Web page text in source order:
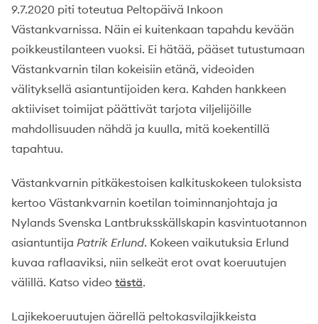
9.7.2020 piti toteutua Peltopäivä Inkoon
Västankvarnissa. Näin ei kuitenkaan tapahdu kevään
poikkeustilanteen vuoksi. Ei hätää, pääset tutustumaan
Västankvarnin tilan kokeisiin etänä, videoiden
välityksellä asiantuntijoiden kera. Kahden hankkeen
aktiiviset toimijat päättivät tarjota viljelijöille
mahdollisuuden nähdä ja kuulla, mitä koekentillä
tapahtuu.
Västankvarnin pitkäkestoisen kalkituskokeen tuloksista
kertoo Västankvarnin koetilan toiminnanjohtaja ja
Nylands Svenska Lantbruksskällskapin kasvintuotannon
asiantuntija Patrik Erlund. Kokeen vaikutuksia Erlund
kuvaa raflaaviksi, niin selkeät erot ovat koeruutujen
välillä. Katso video tästä.
Lajikekoeruutujen äärellä peltokasvilajikkeista